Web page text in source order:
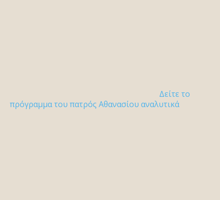
Δείτε το
πρόγραμμα του πατρός Αθανασίου αναλυτικά